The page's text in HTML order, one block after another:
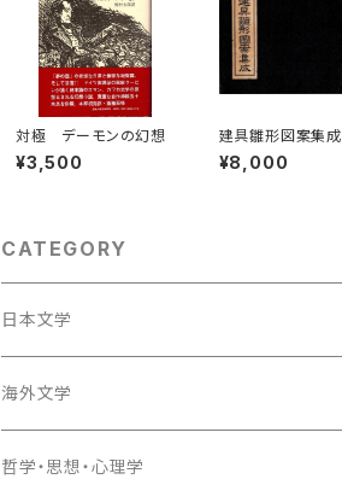
対極 デーモンの幻想
¥3,500
建具雛形図案集成
¥8,000
CATEGORY
日本文学
海外文学
哲学・思想・心理学